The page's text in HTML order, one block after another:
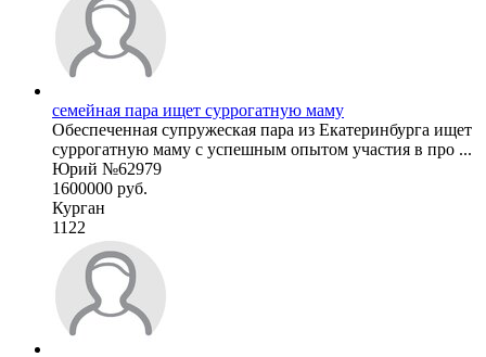
семейная пара ищет суррогатную маму
Обеспеченная супружеская пара из Екатеринбурга ищет
суррогатную маму с успешным опытом участия в про ...
Юрий №62979
1600000 руб.
Курган
1122